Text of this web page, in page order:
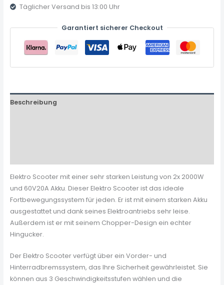
Täglicher Versand bis 13:00 Uhr
Garantiert sicherer Checkout
Beschreibung
Elektro Scooter mit einer sehr starken Leistung von 2x 2000W
und 60V20A Akku. Dieser Elektro Scooter ist das ideale
Fortbewegungssystem für jeden. Er ist mit einem starken Akku
ausgestattet und dank seines Elektroantriebs sehr leise.
Außerdem ist er mit seinem Chopper-Design ein echter
Hingucker.
Der Elektro Scooter verfügt über ein Vorder- und
Hinterradbremssystem, das Ihre Sicherheit gewährleistet. Sie
können aus 3 Geschwindigkeitsstufen wählen und die